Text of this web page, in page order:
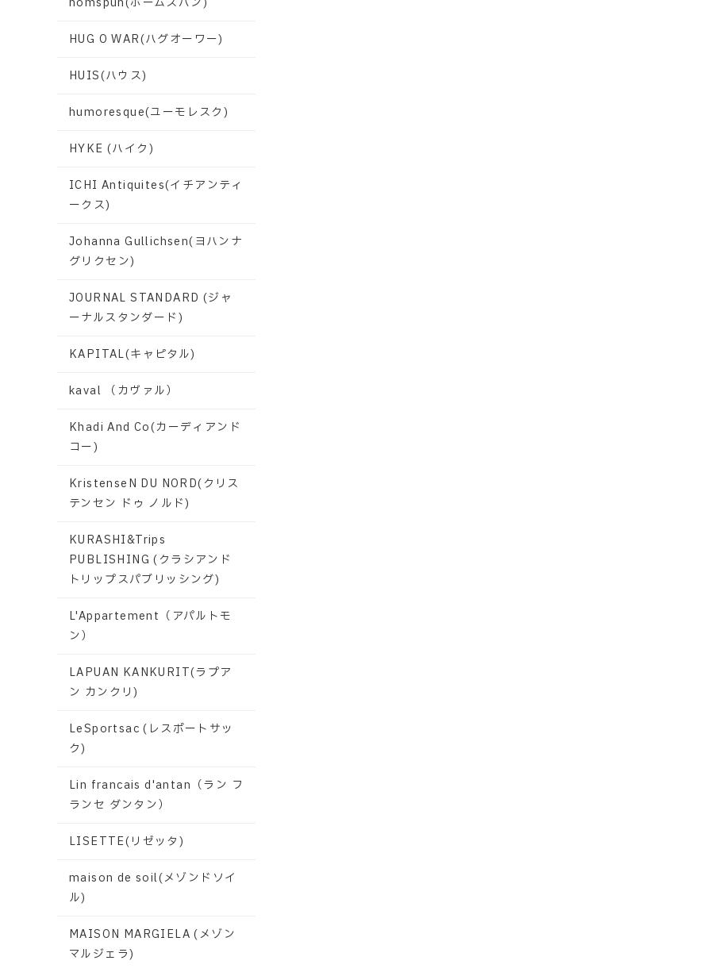
HUG O WAR(ハグオーワー)
HUIS(ハウス)
humoresque(ユーモレスク)
HYKE (ハイク)
ICHI Antiquites(イチアンティ
ークス)
Johanna Gullichsen(ヨハンナ
グリクセン)
JOURNAL STANDARD (ジャ
ーナルスタンダード)
KAPITAL(キャピタル)
kaval （カヴァル）
Khadi And Co(カーディアンド
コー)
KristenseN DU NORD(クリス
テンセン ドゥ ノルド)
KURASHI&Trips
PUBLISHING (クラシアンド
トリップスパブリッシング)
L'Appartement（アパルトモ
ン）
LAPUAN KANKURIT(ラプア
ン カンクリ)
LeSportsac (レスポートサッ
ク)
Lin francais d'antan（ラン フ
ランセ ダンタン）
LISETTE(リゼッタ)
maison de soil(メゾンドソイ
ル)
MAISON MARGIELA (メゾン
マルジェラ)